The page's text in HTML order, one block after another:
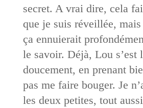
secret. A vrai dire, cela
que je suis réveillée,
ça ennuierait
le savoir. Déjà, Lou s’est
doucement, en prenant
pas me faire bouger. Je
les deux petites, tout